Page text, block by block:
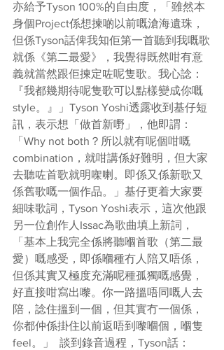
亦給予Tyson 100%的自由度，「雖然本
身個Project係想揀啲以前嘅滄海遺珠，
但係Tyson話俾我知佢第一首聽到我嘅歌
就係《第二最愛》，我覺得既然咁有意
義就當然跟佢揀定咗呢隻歌。我心諗：
『我都幾期待呢隻歌可以點樣變成你嘅
style。』」Tyson Yoshi透露收到基仔短
訊，表示想「做首新嘢」，他即謂：
「Why not both？所以就有呢個咁嘅
combination，就咁講係好難明，但大家
去聽咗首歌就明㗎喇。即係又係新歌又
係舊歌嘅一個作品。」基仔更着大家要
細味歌詞，Tyson Yoshi表示，這次他跟
另一位創作人Issac為歌曲填上新詞，
「基本上我完全係將聽嗰首歌（第二最
愛）嘅感受，即係嗰種冇人陪又唔係，
但係其實又極度充滿呢種孤獨嘅感覺，
好直接咁寫出嚟。你一路搵唔同嘅人去
陪，諗住搵到一個，但其實冇一個係，
你都仲係掛住以前返唔到嚟嗰個，嗰隻
feel。」  談到錄音過程，Tyson話：